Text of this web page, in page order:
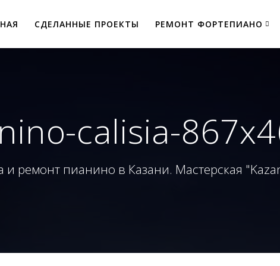
СДЕЛАННЫЕ ПРОЕКТЫ РЕМОНТ ФОРТЕПИАНО
calisia-
и ремонт пианино в Казани. Мастерская